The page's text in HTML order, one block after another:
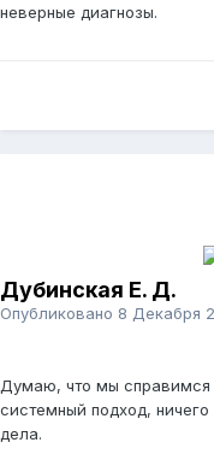
неверные диагнозы.
Дубинская Е. Д.
Опубликовано 8 Декабря
Думаю, что мы справимся
системный подход,
дела.